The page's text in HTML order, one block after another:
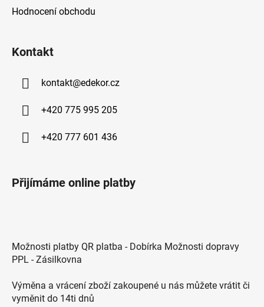
Hodnocení obchodu
Kontakt
kontakt@edekor.cz
+420 775 995 205
+420 777 601 436
Přijímáme online platby
Možnosti platby QR platba - Dobírka Možnosti dopravy
PPL - Zásilkovna
Výměna a vrácení zboží zakoupené u nás můžete vrátit či
vyměnit do 14ti dnů